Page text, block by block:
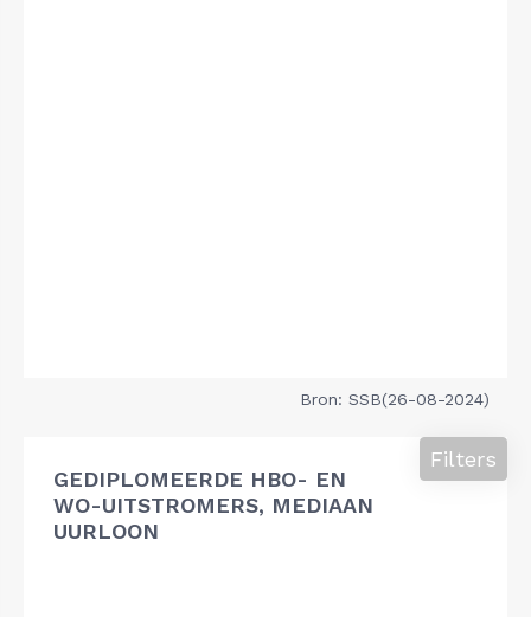
Bron: SSB(26-08-2024)
GEDIPLOMEERDE HBO- EN
WO-UITSTROMERS, MEDIAAN
UURLOON
Filters